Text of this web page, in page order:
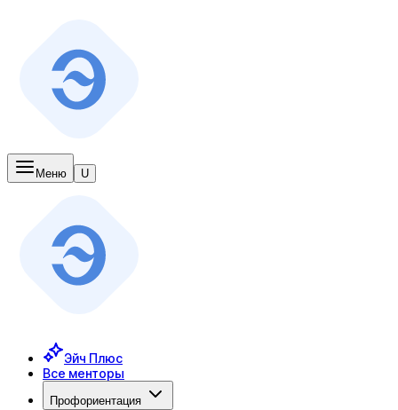
Меню U
Эйч Плюс
Все менторы
Профориентация